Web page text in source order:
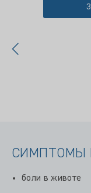
СИМПТОМЫ
боли в животе